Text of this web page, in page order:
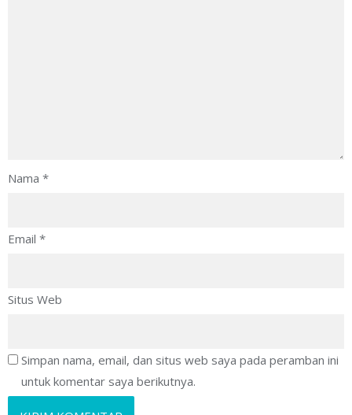
Nama *
Email *
Situs Web
Simpan nama, email, dan situs web saya pada peramban ini
untuk komentar saya berikutnya.